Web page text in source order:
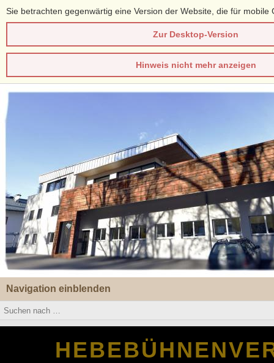
Sie betrachten gegenwärtig eine Version der Website, die für mobile
Zur Desktop-Version
Hinweis nicht mehr anzeigen
Navigation einblenden